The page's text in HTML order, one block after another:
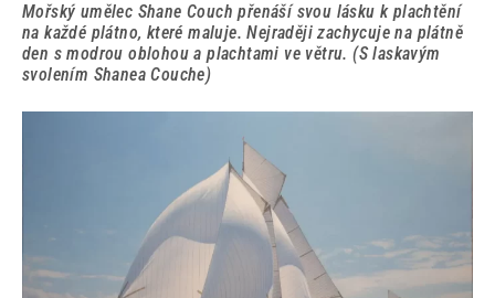
Mořský umělec Shane Couch přenáší svou lásku k plachtění
na každé plátno, které maluje. Nejraději zachycuje na plátně
den s modrou oblohou a plachtami ve větru. (S laskavým
svolením Shanea Couche)